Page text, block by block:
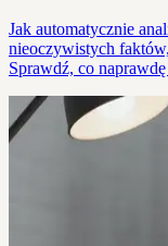
Jak automatycznie
nieoczywistych
Sprawdź, co